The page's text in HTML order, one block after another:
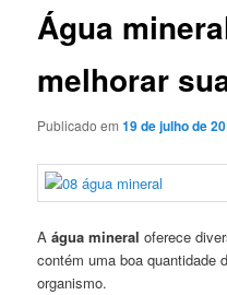
Água
melhorar
Publicado em19 de julho de
Aágua mineral oferece
contém uma boa quantidade
organismo.